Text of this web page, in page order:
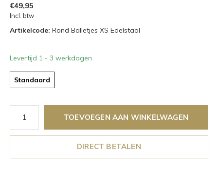
€49,95
Incl. btw
Artikelcode: Rond Balletjes XS Edelstaal
Levertijd 1 - 3 werkdagen
Standaard
TOEVOEGEN AAN WINKELWAGEN
DIRECT BETALEN